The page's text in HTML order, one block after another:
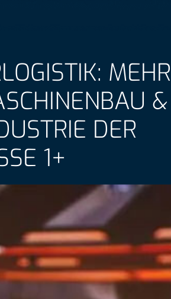
MEHR
&
DER
1+